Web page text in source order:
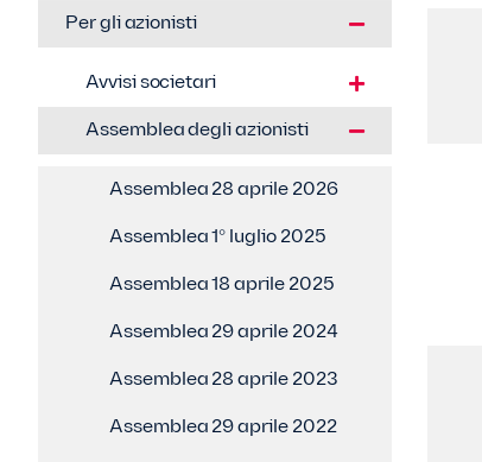
Per gli azionisti
Avvisi societari
Assemblea degli azionisti
Assemblea 28 aprile 2026
Assemblea 1° luglio 2025
Assemblea 18 aprile 2025
Assemblea 29 aprile 2024
Assemblea 28 aprile 2023
Assemblea 29 aprile 2022